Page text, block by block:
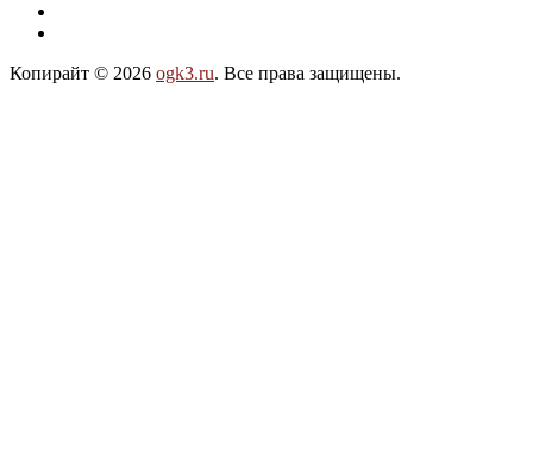
Копирайт © 2026 ogk3.ru. Все права защищены.